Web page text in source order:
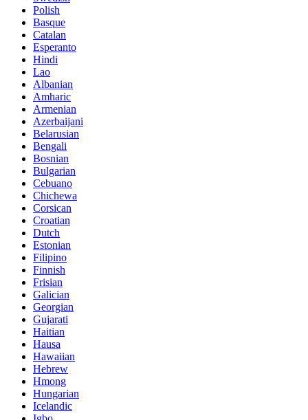
Polish
Basque
Catalan
Esperanto
Hindi
Lao
Albanian
Amharic
Armenian
Azerbaijani
Belarusian
Bengali
Bosnian
Bulgarian
Cebuano
Chichewa
Corsican
Croatian
Dutch
Estonian
Filipino
Finnish
Frisian
Galician
Georgian
Gujarati
Haitian
Hausa
Hawaiian
Hebrew
Hmong
Hungarian
Icelandic